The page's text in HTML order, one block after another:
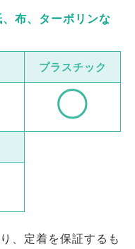
布、ターボリンな
プラスチック
、定着を保証するも